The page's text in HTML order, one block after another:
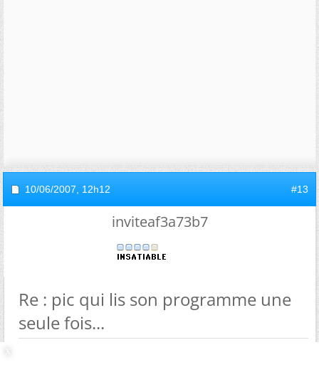
10/06/2007, 12h12 #13
inviteaf3a73b7
Re : pic qui lis son programme une
seule fois...